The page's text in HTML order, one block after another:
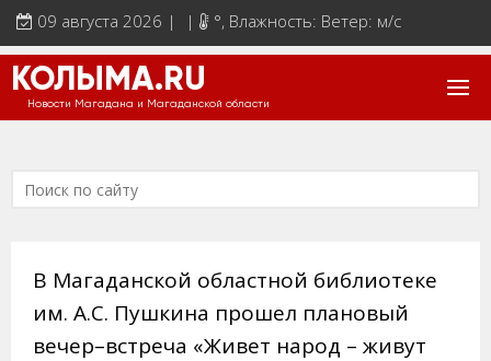
09 августа 2026 | | °, Влажность: Ветер: м/с
КОЛЫМА.RU
Новости Магадана и Магаданской области
В Магаданской областной библиотеке
им. А.С. Пушкина прошел плановый
вечер–встреча «Живет народ – живут